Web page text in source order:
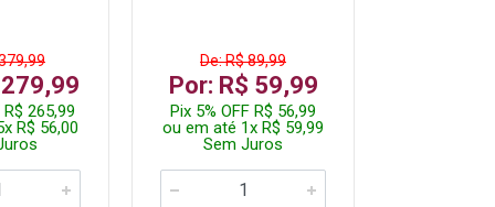
R$ 265,99
R$ 56,00
De: R$ 89,99
Por: R$ 59,99
Pix 5% OFF R$ 56,99
ou em até 1x R$ 59,99
Sem Juros